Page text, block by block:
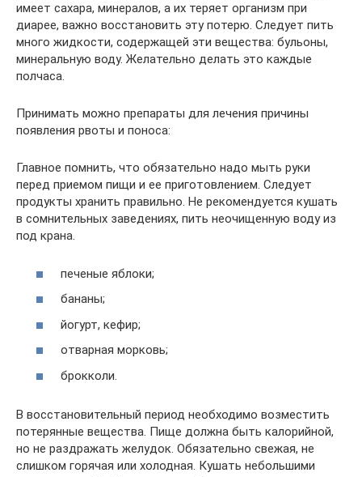
имеет сахара, минералов, а их теряет организм при
диарее, важно восстановить эту потерю. Следует пить
много жидкости, содержащей эти вещества: бульоны,
минеральную воду. Желательно делать это каждые
полчаса.
Принимать можно препараты для лечения причины
появления рвоты и поноса:
Главное помнить, что обязательно надо мыть руки
перед приемом пищи и ее приготовлением. Следует
продукты хранить правильно. Не рекомендуется кушать
в сомнительных заведениях, пить неочищенную воду из
под крана.
печеные яблоки;
бананы;
йогурт, кефир;
отварная морковь;
брокколи.
В восстановительный период необходимо возместить
потерянные вещества. Пище должна быть калорийной,
но не раздражать желудок. Обязательно свежая, не
слишком горячая или холодная. Кушать небольшими